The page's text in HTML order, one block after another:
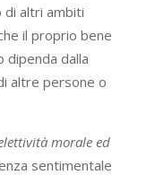
altri ambiti
il proprio bene
dipenda dalla
altre persone o
morale ed
sentimentale